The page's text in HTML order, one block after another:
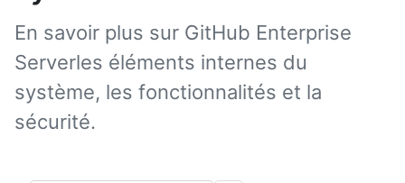
En savoir plus sur GitHub Enterprise
Serverles éléments internes du
système, les fonctionnalités et la
sécurité.